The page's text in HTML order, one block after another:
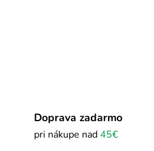
Doprava zadarmo
pri nákupe nad45€